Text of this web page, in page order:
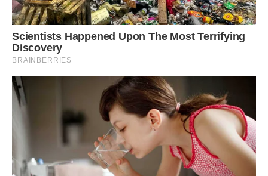
— Ліно, ти так гарно ведеш таблиці, допоможи Артему з